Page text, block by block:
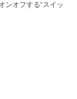
ンオフする“スイッ